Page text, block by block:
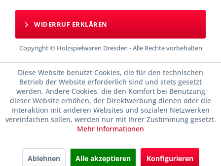
WIDERRUF ERKLÄREN
Copyright © Holzspielwaren Dresden - Alle Rechte vorbehalten
Diese Website benutzt Cookies, die für den technischen
Betrieb der Website erforderlich sind und stets gesetzt
werden. Andere Cookies, die den Komfort bei Benutzung
dieser Website erhöhen, der Direktwerbung dienen oder die
Interaktion mit anderen Websites und sozialen Netzwerken
vereinfachen sollen, werden nur mit Ihrer Zustimmung gesetzt.
Mehr Informationen
Ablehnen Alle akzeptieren Konfigurieren